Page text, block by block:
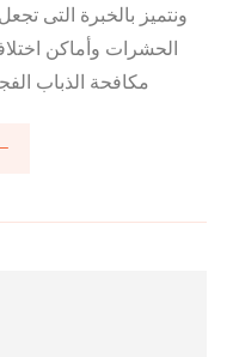
ونتميز بالخبرة التى
الحشرات وأماكن
مكافحة الذباب